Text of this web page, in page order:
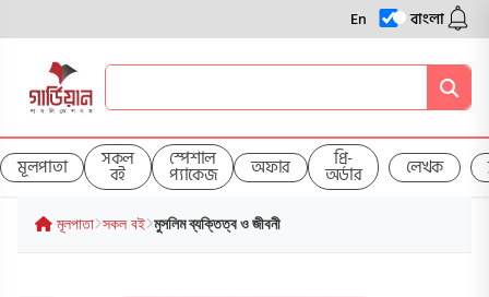
En বাংলা
মূলপাতা সকল
বই
স্পেশাল
প্যাকেজ অফার প্রি-
অর্ডার লেখক
মূলপাতা সকল বই মুসলিম ব্যক্তিত্ব ও জীবনী